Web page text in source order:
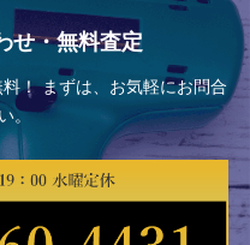
せ・無料査定
！ まずは、お気軽にお問合
。